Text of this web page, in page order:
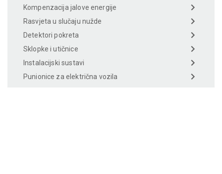
Kompenzacija jalove energije
Rasvjeta u slučaju nužde
Detektori pokreta
Sklopke i utičnice
Instalacijski sustavi
Punionice za električna vozila